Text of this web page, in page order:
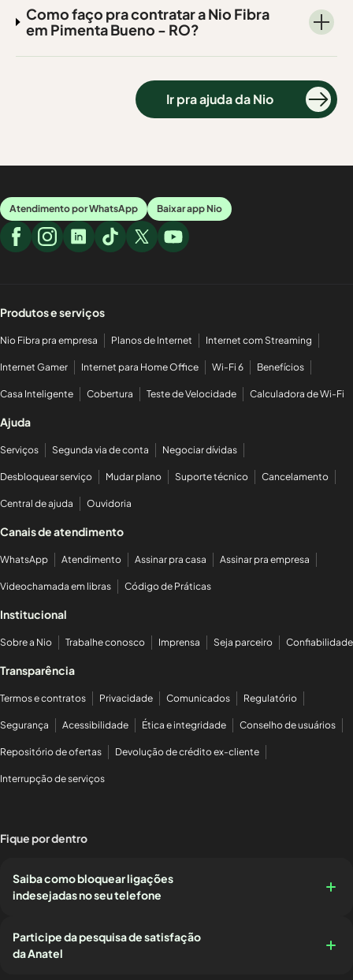
Como faço pra contratar a Nio Fibra
em Pimenta Bueno - RO?
Ir pra ajuda da Nio
Atendimento por WhatsApp Baixar app Nio
Produtos e serviços
Nio Fibra pra empresa Planos de Internet Internet com Streaming
Internet Gamer Internet para Home Office Wi-Fi 6 Benefícios
Casa Inteligente Cobertura Teste de Velocidade Calculadora de Wi-Fi
Ajuda
Serviços Segunda via de conta Negociar dívidas
Desbloquear serviço Mudar plano Suporte técnico Cancelamento
Central de ajuda Ouvidoria
Canais de atendimento
WhatsApp Atendimento Assinar pra casa Assinar pra empresa
Videochamada em libras Código de Práticas
Institucional
Sobre a Nio Trabalhe conosco Imprensa Seja parceiro Confiabilidade
Transparência
Termos e contratos Privacidade Comunicados Regulatório
Segurança Acessibilidade Ética e integridade Conselho de usuários
Repositório de ofertas Devolução de crédito ex-cliente
Interrupção de serviços
Fique por dentro
Saiba como bloquear ligações
indesejadas no seu telefone
Participe da pesquisa de satisfação
da Anatel